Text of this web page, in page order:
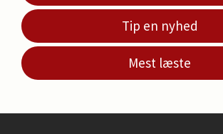
Tip en nyhed
Mest læste